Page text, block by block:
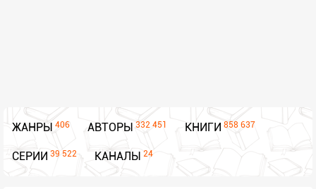
ЖАНРЫ 406 АВТОРЫ 332 451 КНИГИ 858 637
СЕРИИ 39 522 КАНАЛЫ 24